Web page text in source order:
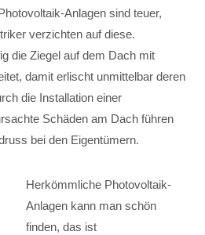
Anlagen sind teuer,
verzichten auf diese.
die Ziegel auf dem Dach mit
damit erlischt unmittelbar deren
die Installation einer
Schäden am Dach führen
bei den Eigentümern.
Herkömmliche Photovoltaik-
Anlagen kann man schön
finden, das ist